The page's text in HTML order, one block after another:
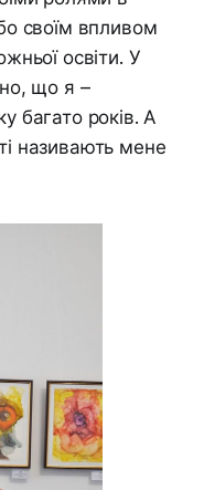
своїм впливом
освіти. У
що я –
багато років. А
називають мене